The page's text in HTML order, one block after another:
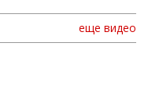
еще видео